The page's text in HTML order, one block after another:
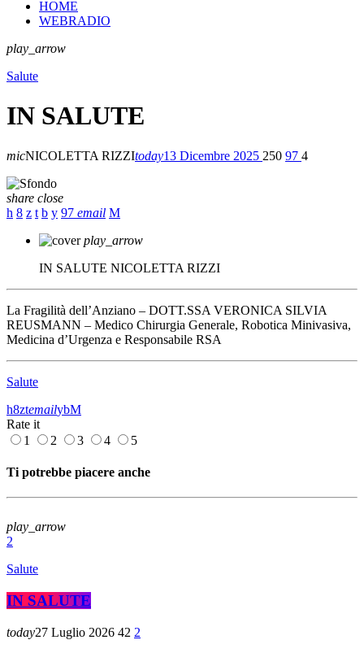
HOME
WEBRADIO
play_arrow
Salute
IN SALUTE
micNICOLETTA RIZZItoday13 Dicembre 2025 250 97 4
share close
97 email
play_arrow
IN SALUTE NICOLETTA RIZZI
La Fragilità dell’Anziano – DOTT.SSA VERONICA SILVIA
REUSMANN – Medico Chirurgia Generale, Robotica Minivasiva,
Medicina d’Urgenza e Responsabile RSA
Salute
email
Rate it
1
2 3 4 5
Ti potrebbe piacere anche
play_arrow
2
Salute
IN SALUTE
today27 Luglio 2026 42 2